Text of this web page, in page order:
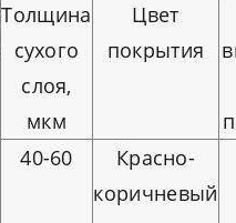
Толщина
сухого
слоя,
мкм
Цвет
покрытия
40-60
Красно-
коричневый